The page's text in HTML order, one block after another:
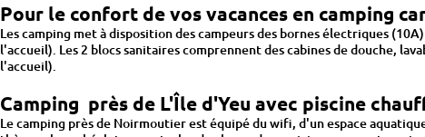
Pour le confort de vos vacances en camping
Les camping met à disposition des campeurs des bornes électriques
l'accueil). Les 2 blocs sanitaires comprennent des cabines de douche,
l'accueil).
Camping près de L'Île d'Yeu avec piscine
Le camping près de Noirmoutier est équipé du wifi, d'un espace